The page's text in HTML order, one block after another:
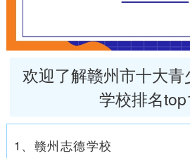
欢迎了解赣州市十大青
学校排名
1、赣州志德学校